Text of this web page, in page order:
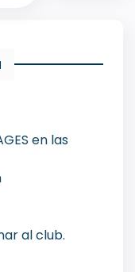
en las
al club.